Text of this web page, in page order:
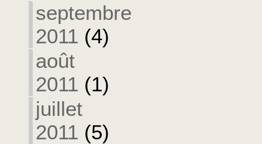
septembre
2011 (4)
août
2011 (1)
juillet
2011 (5)